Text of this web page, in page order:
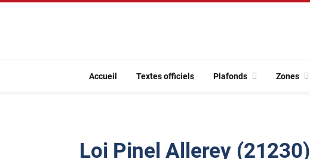
Accueil Textes officiels Plafonds Zones
Loi Pinel Allerey (21230)